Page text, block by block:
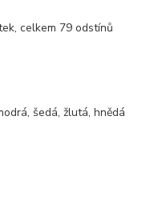
celkem 79 odstínů
šedá, žlutá, hnědá